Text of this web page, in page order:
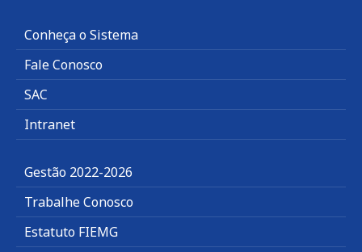
Conheça o Sistema
Fale Conosco
SAC
Intranet
Gestão 2022-2026
Trabalhe Conosco
Estatuto FIEMG